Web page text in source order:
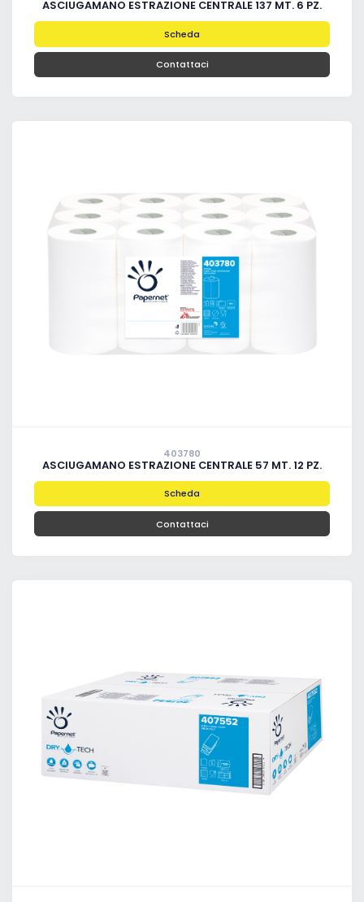
ASCIUGAMANO ESTRAZIONE CENTRALE 137 MT. 6 PZ.
Scheda
Contattaci
403780
ASCIUGAMANO ESTRAZIONE CENTRALE 57 MT. 12 PZ.
Scheda
Contattaci